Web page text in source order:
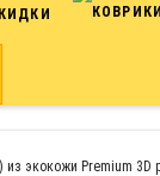
экокожи Premium 3D